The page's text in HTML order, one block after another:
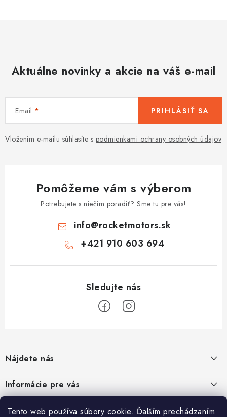
Tento web používa súbory cookie. Ďalším prechádzaním
Aktuálne novinky a akcie na váš e-mail
Email
Vložením e-mailu súhlasíte s podmienkami ochrany osobných údajov
PRIHLÁSIŤ SA
Pomôžeme vám s výberom
Potrebujete s niečím poradiť? Sme tu pre vás!
info@rocketmotors.sk
+421 910 603 694
p
ä
t
i
Nájdete nás
Informácie pre vás
TOP kategórie
Prihláste sa na odber noviniek nižšie vyplnením Vašej e-mailovej